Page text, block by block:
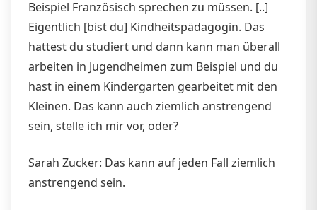
Beispiel Französisch sprechen zu müssen. [..]
Eigentlich [bist du] Kindheitspädagogin. Das
hattest du studiert und dann kann man überall
arbeiten in Jugendheimen zum Beispiel und du
hast in einem Kindergarten gearbeitet mit den
Kleinen. Das kann auch ziemlich anstrengend
sein, stelle ich mir vor, oder?
Sarah Zucker: Das kann auf jeden Fall ziemlich
anstrengend sein.